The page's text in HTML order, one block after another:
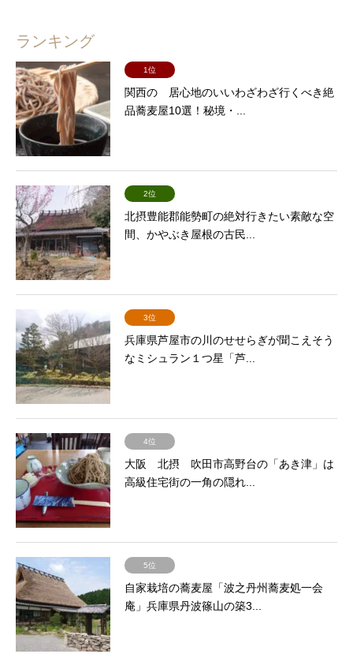
ランキング
1位
関西の 居心地のいいわざわざ行くべき絶
品蕎麦屋10選！秘境・...
2位
北摂豊能郡能勢町の絶対行きたい素敵な空
間、かやぶき屋根の古民...
3位
兵庫県芦屋市の川のせせらぎが聞こえそう
なミシュラン１つ星「芦...
4位
大阪 北摂 吹田市高野台の「あき津」は
高級住宅街の一角の隠れ...
5位
自家栽培の蕎麦屋「波之丹州蕎麦処一会
庵」兵庫県丹波篠山の築3...